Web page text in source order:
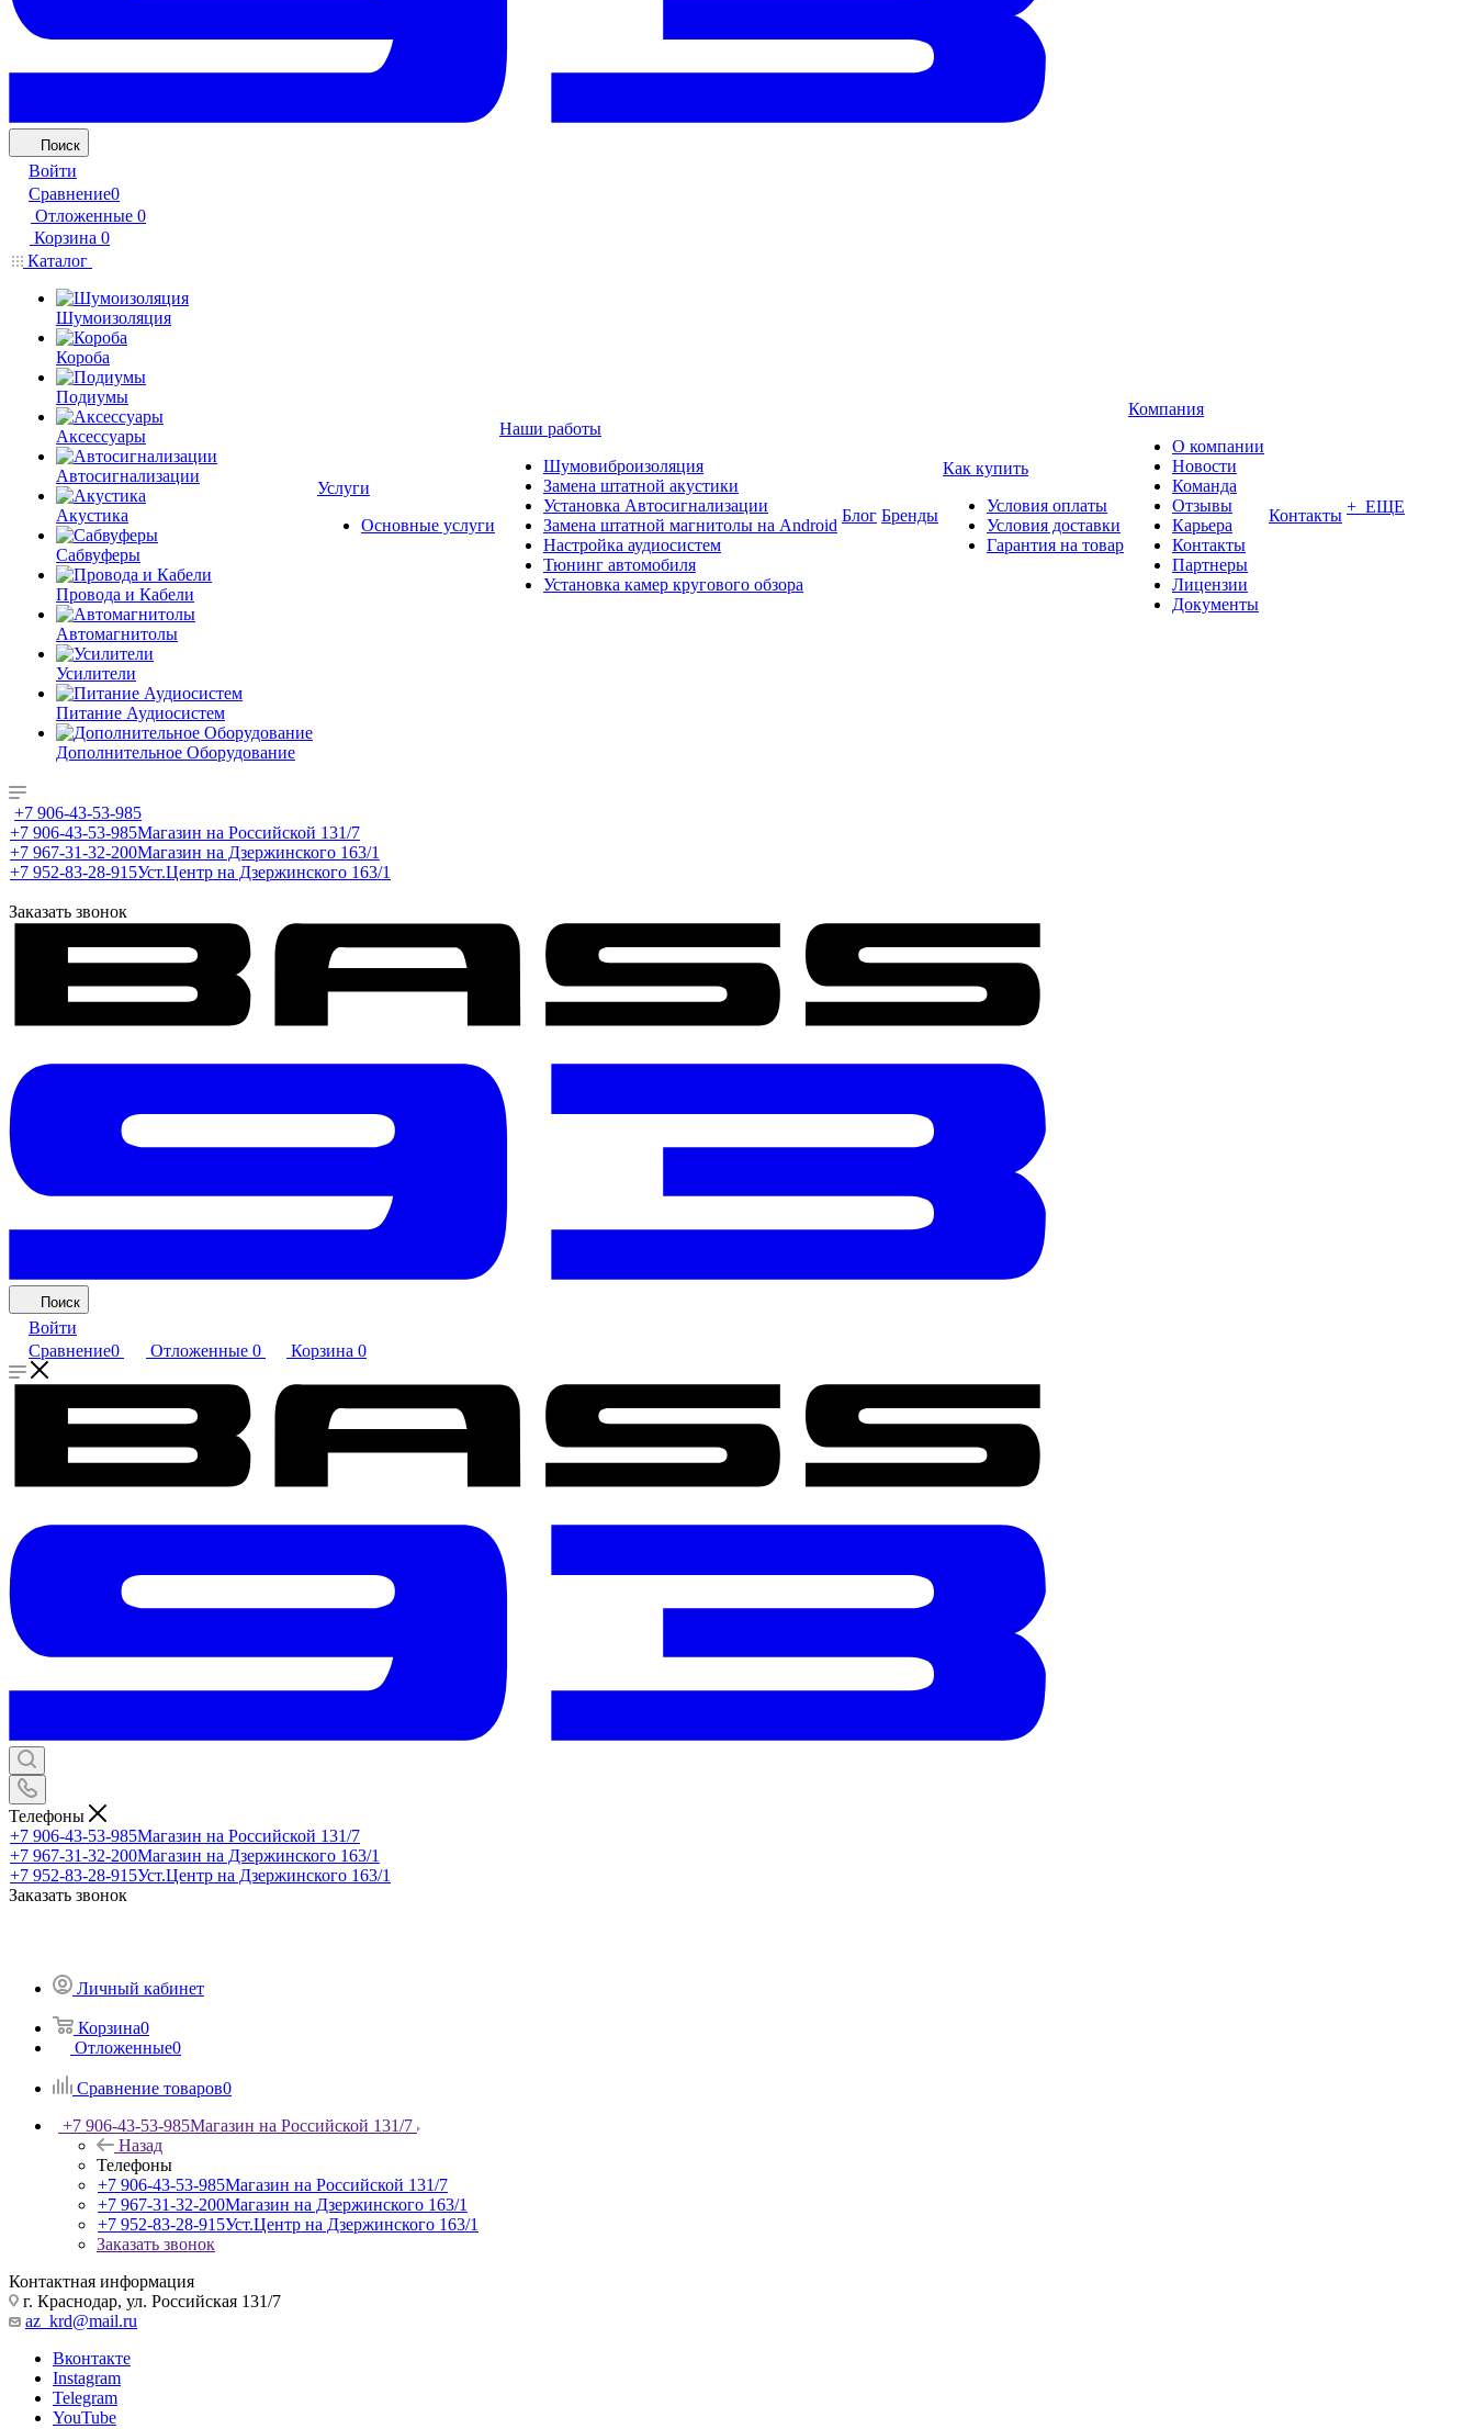
Поиск
Войти
Сравнение0
Отложенные 0
Корзина 0
Каталог
Шумоизоляция
Короба
Подиумы
Аксессуары
Автосигнализации
Акустика
Сабвуферы
Провода и Кабели
Автомагнитолы
Усилители
Питание Аудиосистем
Дополнительное Оборудование
Услуги
Основные услуги
Наши работы
Шумовиброизоляция
Замена штатной акустики
Установка Автосигнализации
Замена штатной магнитолы на Android
Настройка аудиосистем
Тюнинг автомобиля
Установка камер кругового обзора
Блог Бренды
Как купить
Условия оплаты
Условия доставки
Гарантия на товар
Компания
О компании
Новости
Команда
Отзывы
Карьера
Контакты
Партнеры
Лицензии
Документы
Контакты + ЕЩЕ
+7 906-43-53-985
+7 906-43-53-985Магазин на Российской 131/7
+7 967-31-32-200Магазин на Дзержинского 163/1
+7 952-83-28-915Уст.Центр на Дзержинского 163/1
Заказать звонок
Поиск
Войти
Сравнение0 Отложенные 0 Корзина 0
Телефоны
+7 906-43-53-985Магазин на Российской 131/7
+7 967-31-32-200Магазин на Дзержинского 163/1
+7 952-83-28-915Уст.Центр на Дзержинского 163/1
Заказать звонок
Личный кабинет
Корзина0
Отложенные0
Сравнение товаров0
+7 906-43-53-985Магазин на Российской 131/7
Назад
Телефоны
+7 906-43-53-985Магазин на Российской 131/7
+7 967-31-32-200Магазин на Дзержинского 163/1
+7 952-83-28-915Уст.Центр на Дзержинского 163/1
Заказать звонок
Контактная информация
г. Краснодар, ул. Российская 131/7
az_krd@mail.ru
Вконтакте
Instagram
Telegram
YouTube